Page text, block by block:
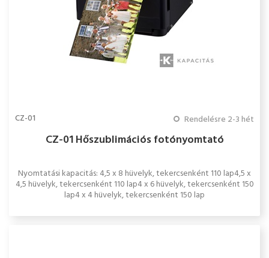
CZ-01 Rendelésre 2-3 hét
CZ-01 Hőszublimációs fotónyomtató
Nyomtatási kapacitás: 4,5 x 8 hüvelyk, tekercsenként 110 lap4,5 x
4,5 hüvelyk, tekercsenként 110 lap4 x 6 hüvelyk, tekercsenként 150
lap4 x 4 hüvelyk, tekercsenként 150 lap